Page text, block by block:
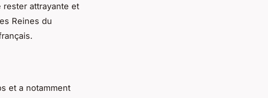
rester attrayante et
Reines du
et a notamment